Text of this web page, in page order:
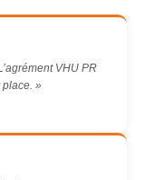
VHU PR
»